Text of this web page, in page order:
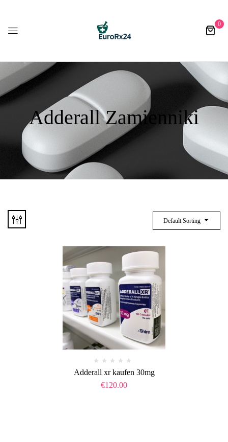
0
Adderall Zamienniki
Default Sorting
Adderall xr kaufen 30mg
€120.00